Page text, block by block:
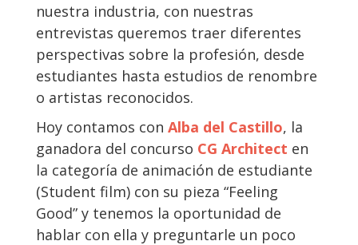
nuestra industria, con nuestras
entrevistas queremos traer diferentes
perspectivas sobre la profesión, desde
estudiantes hasta estudios de renombre
o artistas reconocidos.
Hoy contamos con Alba del Castillo, la
ganadora del concurso CG Architect en
la categoría de animación de estudiante
(Student film) con su pieza “Feeling
Good” y tenemos la oportunidad de
hablar con ella y preguntarle un poco